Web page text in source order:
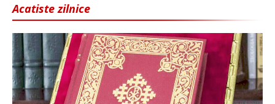
Acatiste zilnice